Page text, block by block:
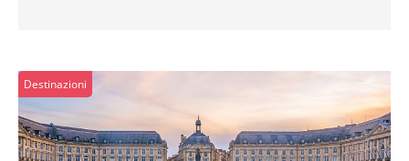
Destinazioni